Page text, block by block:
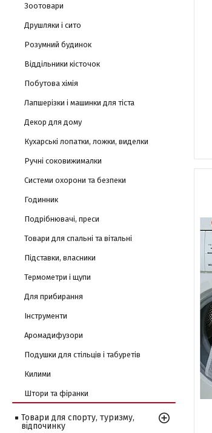
Зоотовари
Друшляки і сито
Розумний будинок
Віддільники кісточок
Побутова хімія
Лапшерізки і машинки для тіста
Декор для дому
Кухарські лопатки, ложки, виделки
Ручні соковижималки
Системи охорони та безпеки
Годинник
Подрібнювачі, преси
Товари для спальні та вітальні
Підставки, власники
Термометри і щупи
Для прибирання
Інструменти
Аромадифузори
Подушки для стільців і табуретів
Килими
Штори та фіранки
Товари для спорту, туризму,
відпочинку